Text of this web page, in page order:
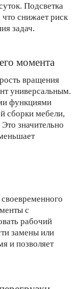
Подсветка
что снижает риск
задач.
момента
вращения
универсальным.
функциями
сборки мебели,
значительно
с
рабочий
замены или
и позволяет